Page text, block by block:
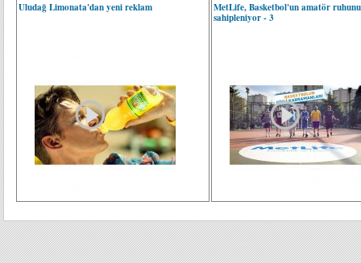
Uludağ Limonata'dan yeni reklam
MetLife, Basketbol'un amatör ruhunu
sahipleniyor - 3